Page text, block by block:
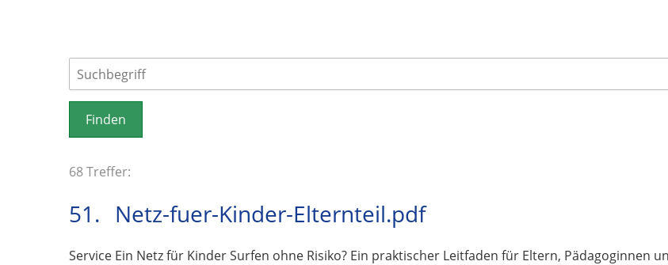
68 Treffer:
51. Netz-fuer-Kinder-Elternteil.pdf
Service Ein Netz für Kinder Surfen ohne Risiko? Ein praktischer Leitfaden für Eltern, Pädagoginnen